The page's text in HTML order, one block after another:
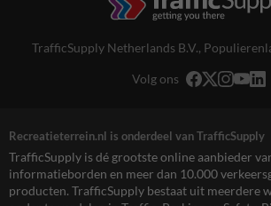
TrafficSupply Netherlands B.V.,
Volg ons
Recreatieterrein.nl is onderdeel van TrafficSupply
TrafficSupply is dé grootste online aanbieder
informatieborden en meer dan 10.000
producten. TrafficSupply bestaat uit meerdere